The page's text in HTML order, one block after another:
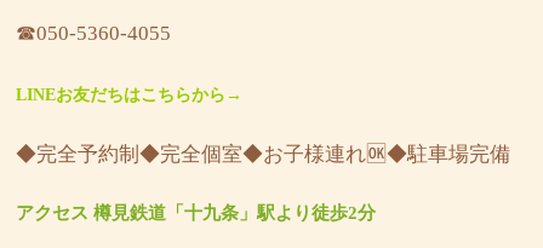
☎︎050-5360-4055
LINEお友だちはこちらから→
◆完全予約制◆完全個室◆お子様連れ🆗◆駐車場完備
アクセス 樽見鉄道「十九条」駅より徒歩2分